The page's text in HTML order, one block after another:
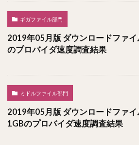
ギガファイル部門
2019年05月版 ダウンロードファ
のプロバイダ速度調査結果
ミドルファイル部門
2019年05月版 ダウンロードファ
1GBのプロバイダ速度調査結果